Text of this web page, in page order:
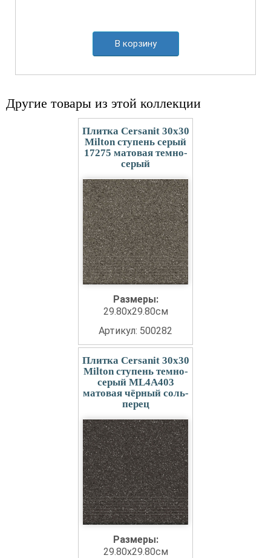
В корзину
Другие товары из этой коллекции
Плитка Cersanit 30x30
Milton ступень серый
17275 матовая темно-
серый
Размеры:
29.80x29.80см
Артикул: 500282
Плитка Cersanit 30x30
Milton ступень темно-
серый ML4A403
матовая чёрный соль-
перец
Размеры:
29.80x29.80см